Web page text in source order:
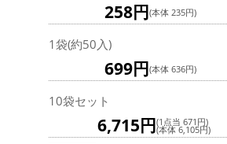
258円(本体 235円)
1袋(約50入)
699円(本体 636円)
10袋セット
6,715円(1点当 671円)
(本体 6,105円)